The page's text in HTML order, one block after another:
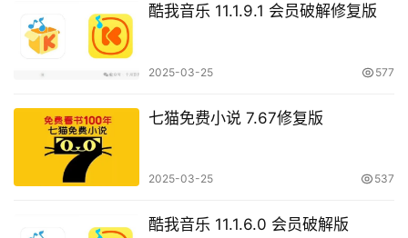
酷我音乐 11.1.9.1 会员破解修复版
2025-03-25 577
七猫免费小说 7.67修复版
2025-03-25 537
酷我音乐 11.1.6.0 会员破解版